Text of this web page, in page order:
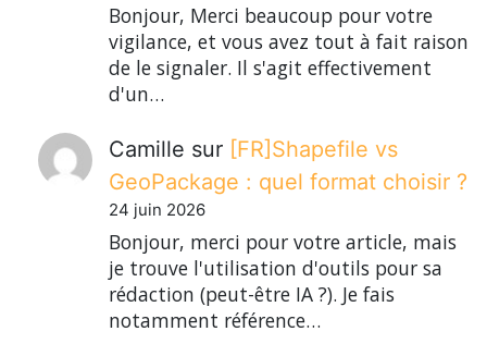
Bonjour, Merci beaucoup pour votre
vigilance, et vous avez tout à fait raison
de le signaler. Il s'agit effectivement
d'un…
Camille sur [FR]Shapefile vs
GeoPackage : quel format choisir ?
24 juin 2026
Bonjour, merci pour votre article, mais
je trouve l'utilisation d'outils pour sa
rédaction (peut-être IA ?). Je fais
notamment référence…